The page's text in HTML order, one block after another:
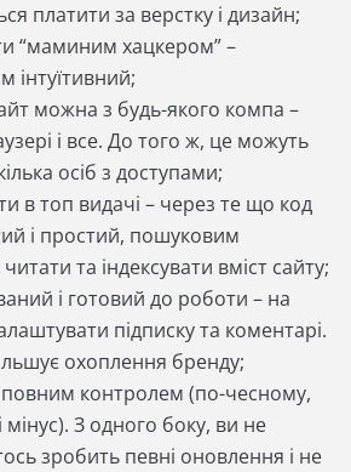
платити за верстку і дизайн;
“маминим хацкером” –
інтуїтивний;
можна з будь-якого компа –
і все. До того ж, це можуть
осіб з доступами;
в топ видачі – через те що код
і простий, пошуковим
та індексувати вміст сайту;
і готовий до роботи – на
підписку та коментарі.
охоплення бренду;
контролем (по-чесному,
мінус). З одного боку, ви не
зробить певні оновлення і не